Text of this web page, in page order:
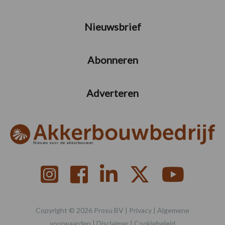
Nieuwsbrief
Abonneren
Adverteren
Copyright © 2026 Prosu BV | Privacy | Algemene